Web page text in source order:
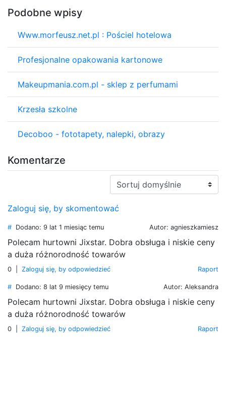
Podobne wpisy
Www.morfeusz.net.pl : Pościel hotelowa
Profesjonalne opakowania kartonowe
Makeupmania.com.pl - sklep z perfumami
Krzesła szkolne
Decoboo - fototapety, nalepki, obrazy
Komentarze
Sortuj
Zaloguj się, by skomentować
# Dodano: 9 lat 1 miesiąc temu Autor: agnieszkamiesz
Polecam hurtowni Jixstar. Dobra obsługa i niskie ceny
a duża różnorodność towarów
0 Zaloguj się, by odpowiedzieć Raport
# Dodano: 8 lat 9 miesięcy temu Autor: Aleksandra
Polecam hurtowni Jixstar. Dobra obsługa i niskie ceny
a duża różnorodność towarów
0 Zaloguj się, by odpowiedzieć Raport